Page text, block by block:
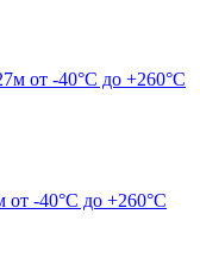
-40°C до +260°C